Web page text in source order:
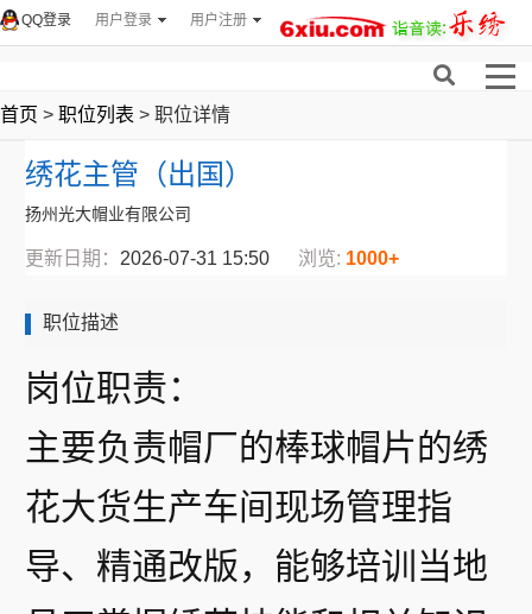
用户登录 用户注册
QQ登录
首页 > 职位列表 > 职位详情
绣花主管（出国）
扬州光大帽业有限公司
更新日期： 2026-07-31 15:50 浏览: 1000+
职位描述
岗位职责：
主要负责帽厂的棒球帽片的绣
花大货生产车间现场管理指
导、精通改版，能够培训当地